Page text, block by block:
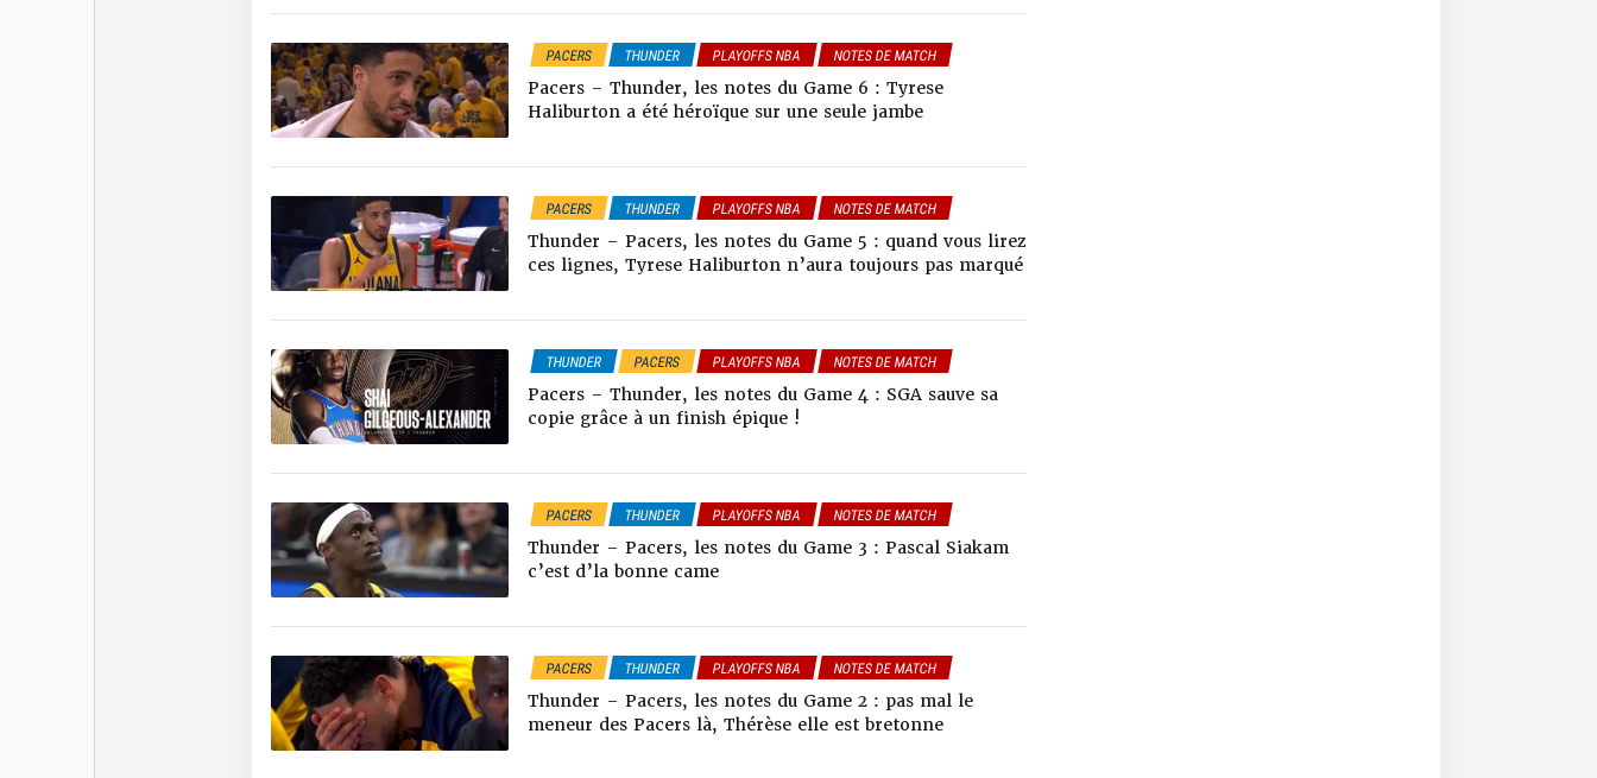
PACERS THUNDER PLAYOFFS NBA NOTES DE MATCH
Pacers – Thunder, les notes du Game 6 : Tyrese
Haliburton a été héroïque sur une seule jambe
PACERS THUNDER PLAYOFFS NBA NOTES DE MATCH
Thunder – Pacers, les notes du Game 5 : quand vous lirez
ces lignes, Tyrese Haliburton n’aura toujours pas marqué
THUNDER PACERS PLAYOFFS NBA NOTES DE MATCH
Pacers – Thunder, les notes du Game 4 : SGA sauve sa
copie grâce à un finish épique !
PACERS THUNDER PLAYOFFS NBA NOTES DE MATCH
Thunder – Pacers, les notes du Game 3 : Pascal Siakam
c’est d’la bonne came
PACERS THUNDER PLAYOFFS NBA NOTES DE MATCH
Thunder – Pacers, les notes du Game 2 : pas mal le
meneur des Pacers là, Thérèse elle est bretonne